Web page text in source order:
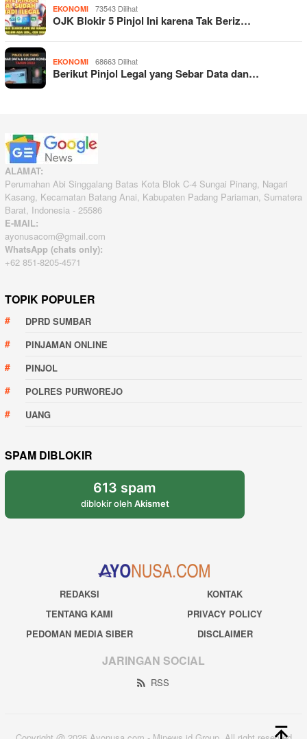
EKONOMI 73543 Dilihat
OJK Blokir 5 Pinjol Ini karena Tak Beriz…
EKONOMI 68663 Dilihat
Berikut Pinjol Legal yang Sebar Data dan…
ALAMAT:
Perumahan Abi Singgalang Batas Kota Blok C-4 Sungai Pinang, Nagari
Kasang, Kecamatan Batang Anai, Kabupaten Padang Pariaman, Sumatera
Barat, Indonesia - 25586
E-MAIL:
ayonusacom@gmail.com
WhatsApp (chats only):
+62 851-8205-4571
TOPIK POPULER
DPRD SUMBAR
PINJAMAN ONLINE
PINJOL
POLRES PURWOREJO
UANG
SPAM DIBLOKIR
613 spam
diblokir oleh Akismet
REDAKSI
KONTAK
TENTANG KAMI
PRIVACY POLICY
PEDOMAN MEDIA SIBER
DISCLAIMER
JARINGAN SOCIAL
RSS